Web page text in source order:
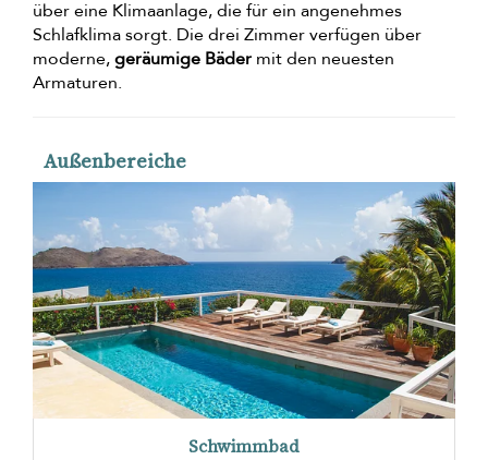
über eine Klimaanlage, die für ein angenehmes
Schlafklima sorgt. Die drei Zimmer verfügen über
moderne,geräumige Bäder mit den neuesten
Armaturen.
Außenbereiche
Schwimmbad